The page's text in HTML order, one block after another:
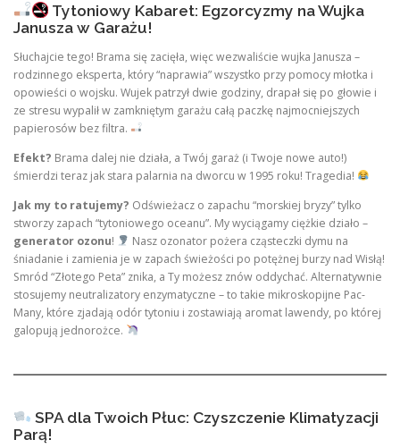
Tytoniowy Kabaret: Egzorcyzmy na Wujka
Janusza w Garażu!
Słuchajcie tego! Brama się zacięła, więc wezwaliście wujka Janusza –
rodzinnego eksperta, który “naprawia” wszystko przy pomocy młotka i
opowieści o wojsku. Wujek patrzył dwie godziny, drapał się po głowie i
ze stresu wypalił w zamkniętym garażu całą paczkę najmocniejszych
papierosów bez filtra.
Efekt? Brama dalej nie działa, a Twój garaż (i Twoje nowe auto!)
śmierdzi teraz jak stara palarnia na dworcu w 1995 roku! Tragedia!
Jak my to ratujemy? Odświeżacz o zapachu “morskiej bryzy” tylko
stworzy zapach “tytoniowego oceanu”. My wyciągamy ciężkie działo –
generator ozonu!
Nasz ozonator pożera cząsteczki dymu na
śniadanie i zamienia je w zapach świeżości po potężnej burzy nad Wisłą!
Smród “Złotego Peta” znika, a Ty możesz znów oddychać. Alternatywnie
stosujemy neutralizatory enzymatyczne – to takie mikroskopijne Pac-
Many, które zjadają odór tytoniu i zostawiają aromat lawendy, po której
galopują jednorożce.
SPA dla Twoich Płuc: Czyszczenie Klimatyzacji
Parą!